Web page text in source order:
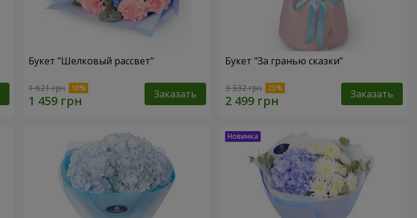
Букет "Шелковый рассвет"
1 621 грн Заказать
Букет "За гранью сказки"
3 332 грн Заказать